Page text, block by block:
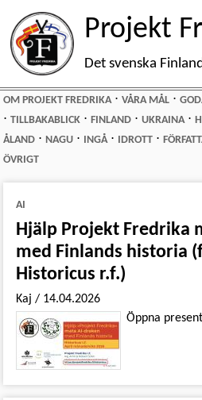
Projekt
Det svenska
OM PROJEKT FREDRIKA⋅VÅRA MÅL ⋅
⋅TILLBAKABLICK ⋅FINLAND ⋅UKRAINA⋅
ÅLAND ⋅NAGU ⋅ INGÅ⋅ IDROTT ⋅
ÖVRIGT
AI
Hjälp Projekt Fredrika
med Finlands historia
Historicus r.f.)
Kaj/ 14.04.2026
Öppna